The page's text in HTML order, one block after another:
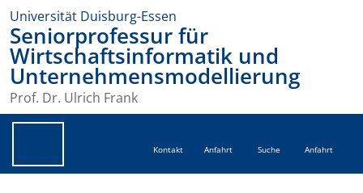
Universität Duisburg-Essen
Seniorprofessur für
Wirtschaftsinformatik und
Unternehmensmodellierung
Prof. Dr. Ulrich Frank
Kontakt Anfahrt Suche Anfahrt